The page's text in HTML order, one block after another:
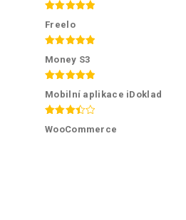
Hodnocení
5.00z 5
Freelo
5.00z 5
Money S3
Hodnocení
5.00z 5
Mobilní aplikace iDoklad
3.50z
WooCommerce